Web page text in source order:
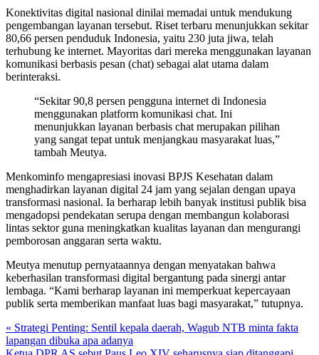
Konektivitas digital nasional dinilai memadai untuk mendukung
pengembangan layanan tersebut. Riset terbaru menunjukkan sekitar
80,66 persen penduduk Indonesia, yaitu 230 juta jiwa, telah
terhubung ke internet. Mayoritas dari mereka menggunakan layanan
komunikasi berbasis pesan (chat) sebagai alat utama dalam
berinteraksi.
“Sekitar 90,8 persen pengguna internet di Indonesia
menggunakan platform komunikasi chat. Ini
menunjukkan layanan berbasis chat merupakan pilihan
yang sangat tepat untuk menjangkau masyarakat luas,”
tambah Meutya.
Menkominfo mengapresiasi inovasi BPJS Kesehatan dalam
menghadirkan layanan digital 24 jam yang sejalan dengan upaya
transformasi nasional. Ia berharap lebih banyak institusi publik bisa
mengadopsi pendekatan serupa dengan membangun kolaborasi
lintas sektor guna meningkatkan kualitas layanan dan mengurangi
pemborosan anggaran serta waktu.
Meutya menutup pernyataannya dengan menyatakan bahwa
keberhasilan transformasi digital bergantung pada sinergi antar
lembaga. “Kami berharap layanan ini memperkuat kepercayaan
publik serta memberikan manfaat luas bagi masyarakat,” tutupnya.
« Strategi Penting: Sentil kepala daerah, Wagub NTB minta fakta
lapangan dibuka apa adanya